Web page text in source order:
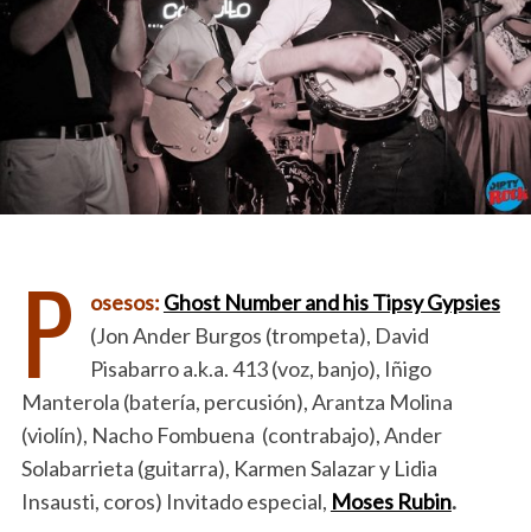
P osesos: Ghost Number and his Tipsy Gypsies
(Jon Ander Burgos (trompeta), David
Pisabarro a.k.a. 413 (voz, banjo), Iñigo
Manterola (batería, percusión), Arantza Molina
(violín), Nacho Fombuena (contrabajo), Ander
Solabarrieta (guitarra), Karmen Salazar y Lidia
Insausti, coros) Invitado especial, Moses Rubin.